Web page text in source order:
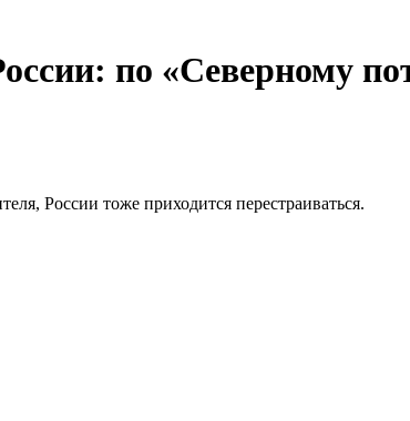
по «Северному
России тоже приходится перестраиваться.